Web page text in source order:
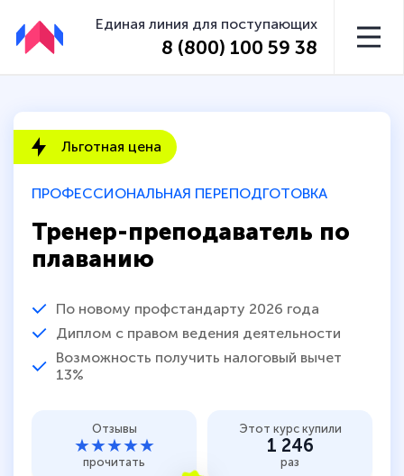
Единая линия для поступающих
8 (800) 100 59 38
ПРОФЕССИОНАЛЬНАЯ ПЕРЕПОДГОТОВКА
Тренер-преподаватель по
плаванию
По новому профстандарту 2026 года
Диплом с правом ведения деятельности
Возможность получить налоговый вычет
13%
Льготная цена
Отзывы
★★★★★
прочитать
Этот курс купили
1 246
раз